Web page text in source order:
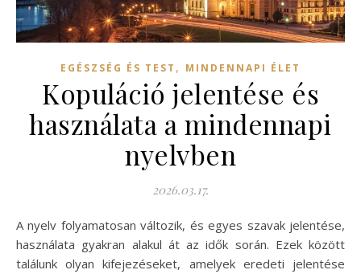
EGÉSZSÉG ÉS TEST , MINDENNAPI ÉLET
Kopuláció jelentése és
használata a mindennapi
nyelvben
2026.03.17.
A nyelv folyamatosan változik, és egyes szavak jelentése,
használata gyakran alakul át az idők során. Ezek között
találunk olyan kifejezéseket, amelyek eredeti jelentése